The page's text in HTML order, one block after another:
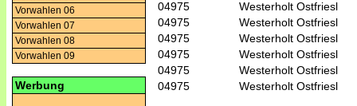
Vorwahlen 06
Vorwahlen 07
Vorwahlen 08
Vorwahlen 09
Werbung
04975
Westerholt Ostfriesl
04975
Westerholt Ostfriesl
04975
Westerholt Ostfriesl
04975
Westerholt Ostfriesl
04975
Westerholt Ostfriesl
04975
Westerholt Ostfriesl